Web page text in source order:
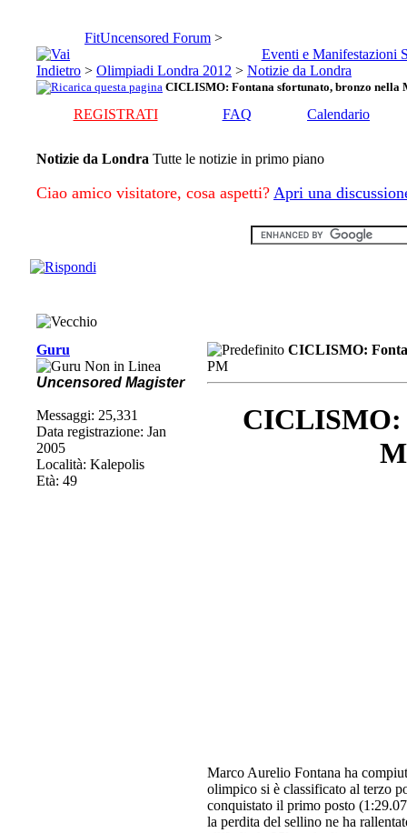
FitUncensored Forum >
Eventi e Manifestazioni
> Olimpiadi Londra 2012 > Notizie da Londra
CICLISMO: Fontana sfortunato, bronzo nella
REGISTRATI FAQ Calendario
Notizie da Londra Tutte le notizie in primo piano
Ciao amico visitatore, cosa aspetti? Apri una
Guru
Uncensored Magister
Messaggi: 25,331
Data registrazione: Jan
2005
Località: Kalepolis
Età: 49
CICLISMO:
PM
CICLISMO:
Marco Aurelio Fontana ha
olimpico si è classificato al terzo
conquistato il primo posto
la perdita del sellino ne ha